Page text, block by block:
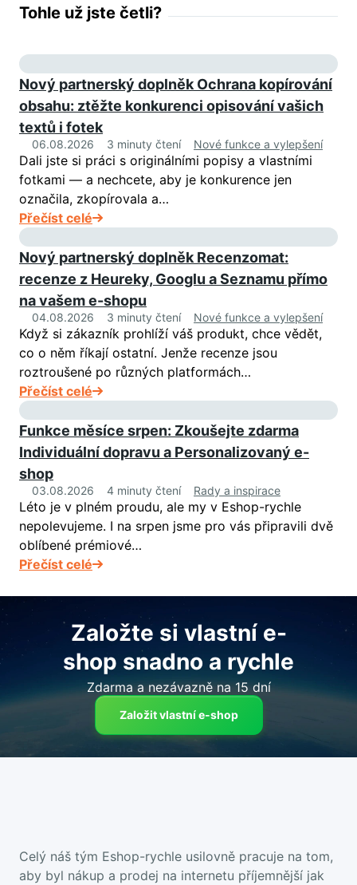
Tohle už jste četli?
Nový partnerský doplněk Ochrana kopírování
obsahu: ztěžte konkurenci opisování vašich
textů i fotek
06.08.2026 3 minuty čtení Nové funkce a vylepšení
Dali jste si práci s originálními popisy a vlastními
fotkami — a nechcete, aby je konkurence jen
označila, zkopírovala a…
Přečíst celé
Nový partnerský doplněk Recenzomat:
recenze z Heureky, Googlu a Seznamu přímo
na vašem e-shopu
04.08.2026 3 minuty čtení Nové funkce a vylepšení
Když si zákazník prohlíží váš produkt, chce vědět,
co o něm říkají ostatní. Jenže recenze jsou
roztroušené po různých platformách…
Přečíst celé
Funkce měsíce srpen: Zkoušejte zdarma
Individuální dopravu a Personalizovaný e-
shop
03.08.2026 4 minuty čtení Rady a inspirace
Léto je v plném proudu, ale my v Eshop-rychle
nepolevujeme. I na srpen jsme pro vás připravili dvě
oblíbené prémiové…
Přečíst celé
Založte si vlastní e-
shop snadno a rychle
Zdarma a nezávazně na 15 dní
Založit vlastní e-shop
Celý náš tým Eshop-rychle usilovně pracuje na tom,
aby byl nákup a prodej na internetu příjemnější jak